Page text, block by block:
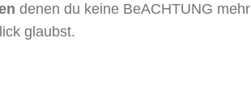
denen du keine BeACHTUNG mehr
glaubst.